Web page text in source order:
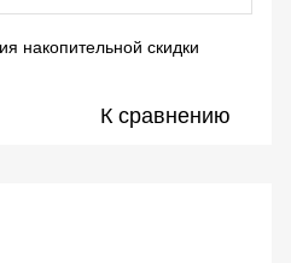
накопительной скидки
К сравнению